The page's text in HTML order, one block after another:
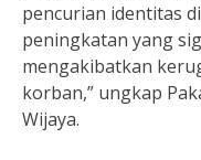
pencurian identitas
peningkatan yang
mengakibatkan
korban,” ungkap
Wijaya.